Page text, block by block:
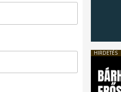
HIRDETÉS